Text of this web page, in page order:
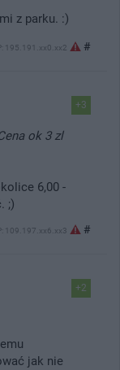
z parku. :)
195.191.xx0.xx2 #
+3
ok 3 zl
6,00 -
;)
109.197.xx6.xx3 #
+2
jak nie